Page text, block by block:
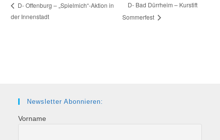
D- Offenburg – „Spielmich“-Aktion in
der Innenstadt
D- Bad Dürrheim – Kurstift
Sommerfest
Newsletter Abonnieren:
Vorname